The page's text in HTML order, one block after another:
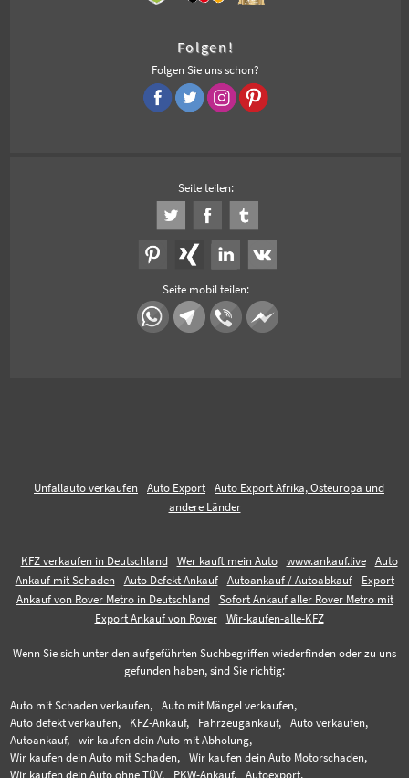
Folgen!
Folgen Sie uns schon?
Seite teilen:
Seite mobil teilen:
Unfallauto verkaufen Auto Export
Auto Export Afrika, Osteuropa und
andere Länder
KFZ verkaufen in Deutschland Wer kauft mein Auto www.ankauf.live
Auto
Ankauf mit Schaden
Auto Defekt Ankauf Autoankauf / Autoabkauf
Export
Ankauf von Rover Metro in Deutschland
Sofort Ankauf aller Rover Metro mit
Export Ankauf von Rover
Wir-kaufen-alle-KFZ
Wenn Sie sich unter den aufgeführten Suchbegriffen wiederfinden oder zu uns
gefunden haben, sind Sie richtig:
Auto mit Schaden verkaufen,
Auto mit Mängel verkaufen,
Auto defekt verkaufen,
KFZ-Ankauf, Fahrzeugankauf,
Auto verkaufen,
Autoankauf,
wir kaufen dein Auto mit Abholung,
Wir kaufen dein Auto mit Schaden,
Wir kaufen dein Auto Motorschaden,
Wir kaufen dein Auto ohne TÜV,
PKW-Ankauf, Autoexport,